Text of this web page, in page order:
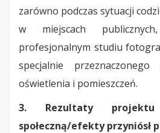
zarówno podczas sytuacji
w miejscach
profesjonalnym studiu
specjalnie
oświetlenia i pomieszczeń.
3. Rezultaty
społeczną/efekty przyniósł